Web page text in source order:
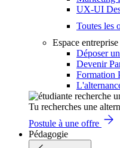
UX-UI
Toutes les
Espace entreprise
Déposer
Devenir
Formation
Tu recherches une
Postule à une offre
Pédagogie